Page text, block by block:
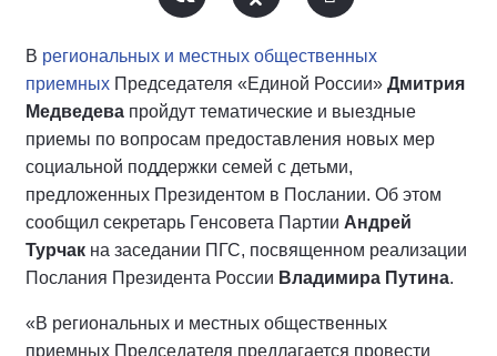
В региональных и местных общественных
приемных Председателя «Единой России» Дмитрия
Медведева пройдут тематические и выездные
приемы по вопросам предоставления новых мер
социальной поддержки семей с детьми,
предложенных Президентом в Послании. Об этом
сообщил секретарь Генсовета Партии Андрей
Турчак на заседании ПГС, посвященном реализации
Послания Президента России Владимира Путина.
«В региональных и местных общественных
приемных Председателя предлагается провести